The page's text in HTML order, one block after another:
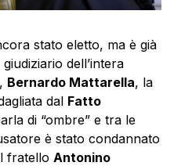
stato eletto, ma è già
dell’intera
Bernardo Mattarella, la
dal Fatto
di “ombre” e tra le
è stato condannato
fratello Antonino